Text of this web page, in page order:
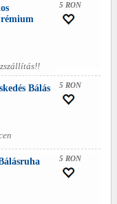
5 RON
Bálás
5 RON
5 RON